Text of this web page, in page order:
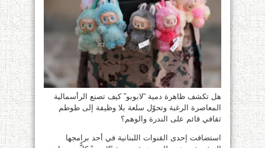
هل تكشف ظاهرة دمية “لابوبو” كيف تصنع الرأسمالية
المعاصرة الرغبة وتحوّل سلعة بلا وظيفة إلى طوطم
ثقافي قائم على الندرة والوهم؟
استضافت إحدى القنوات اللبنانية في أحد برامجها